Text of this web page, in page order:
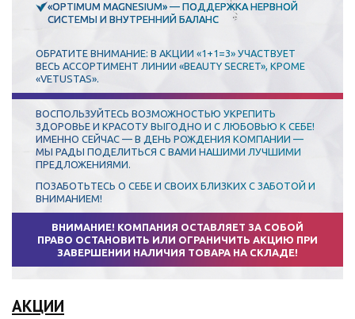
«OPTIMUM MAGNESIUM» — ПОДДЕРЖКА НЕРВНОЙ
СИСТЕМЫ И ВНУТРЕННИЙ БАЛАНС
ОБРАТИТЕ ВНИМАНИЕ: В АКЦИИ «1+1=3» УЧАСТВУЕТ
ВЕСЬ АССОРТИМЕНТ ЛИНИИ «BEAUTY SECRET», КРОМЕ
«VETUSTAS».
ВОСПОЛЬЗУЙТЕСЬ ВОЗМОЖНОСТЬЮ УКРЕПИТЬ
ЗДОРОВЬЕ И КРАСОТУ ВЫГОДНО И С ЛЮБОВЬЮ К СЕБЕ!
ИМЕННО СЕЙЧАС — В ДЕНЬ РОЖДЕНИЯ КОМПАНИИ —
МЫ РАДЫ ПОДЕЛИТЬСЯ С ВАМИ НАШИМИ ЛУЧШИМИ
ПРЕДЛОЖЕНИЯМИ.
ПОЗАБОТЬТЕСЬ О СЕБЕ И СВОИХ БЛИЗКИХ С ЗАБОТОЙ И
ВНИМАНИЕМ!
ВНИМАНИЕ! КОМПАНИЯ ОСТАВЛЯЕТ ЗА СОБОЙ
ПРАВО ОСТАНОВИТЬ ИЛИ ОГРАНИЧИТЬ АКЦИЮ ПРИ
ЗАВЕРШЕНИИ НАЛИЧИЯ ТОВАРА НА СКЛАДЕ!
АКЦИИ